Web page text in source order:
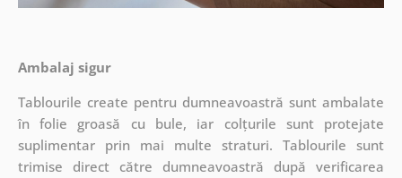
Ambalaj sigur
Tablourile create pentru dumneavoastră sunt ambalate
în folie groasă cu bule, iar colțurile sunt protejate
suplimentar prin mai multe straturi.Tablourile sunt
trimise direct către dumneavoastră după verificarea